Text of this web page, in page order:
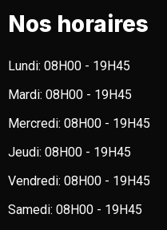
Nos horaires
Lundi: 08H00 - 19H45
Mardi: 08H00 - 19H45
Mercredi: 08H00 - 19H45
Jeudi: 08H00 - 19H45
Vendredi: 08H00 - 19H45
Samedi: 08H00 - 19H45